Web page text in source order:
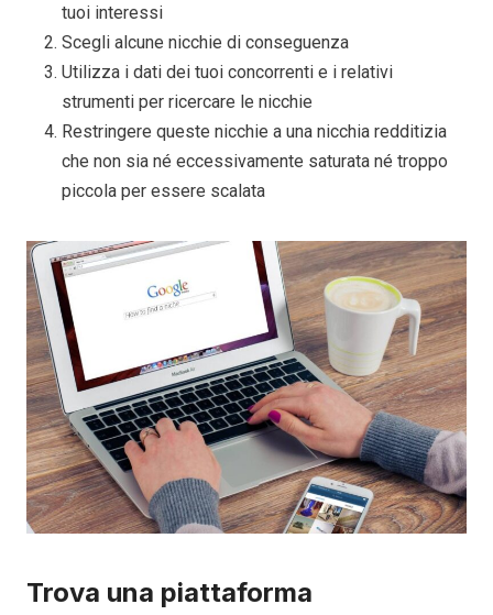
tuoi interessi
Scegli alcune nicchie di conseguenza
Utilizza i dati dei tuoi concorrenti e i relativi
strumenti per ricercare le nicchie
Restringere queste nicchie a una nicchia redditizia
che non sia né eccessivamente saturata né troppo
piccola per essere scalata
Trova una piattaforma